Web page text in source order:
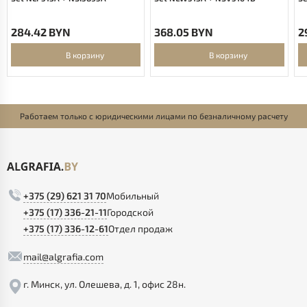
284.42 BYN
В корзину
368.05 BYN
В корзину
Работаем только с юридическими лицами по безналичному расчету
+375 (29) 621 31 70Мобильный
+375 (17) 336-21-11Городской
+375 (17) 336-12-61Отдел продаж
mail@algrafia.com
г. Минск, ул. Олешева, д. 1, офис 28н.